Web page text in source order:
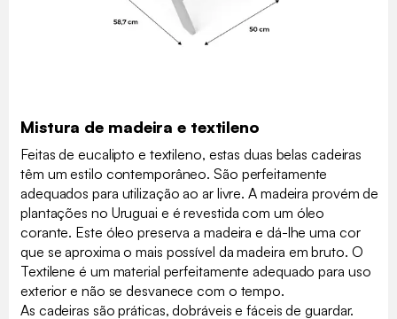
Mistura de madeira e textileno
Feitas de eucalipto e textileno, estas duas belas cadeiras
têm um estilo contemporâneo. São perfeitamente
adequados para utilização ao ar livre. A madeira provém de
plantações no Uruguai e é revestida com um óleo
corante. Este óleo preserva a madeira e dá-lhe uma cor
que se aproxima o mais possível da madeira em bruto. O
Textilene é um material perfeitamente adequado para uso
exterior e não se desvanece com o tempo.
As cadeiras são práticas, dobráveis e fáceis de guardar.